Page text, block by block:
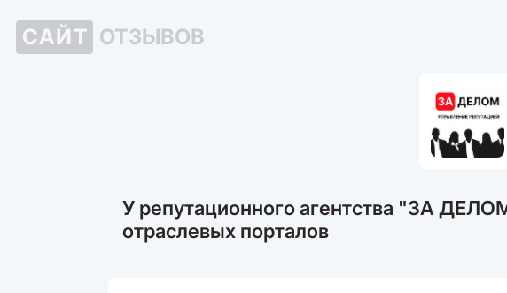
САЙТ ОТЗЫВОВ
У репутационного агентства "ЗА
отраслевых порталов